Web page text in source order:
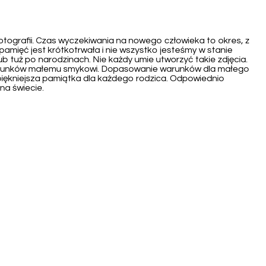
Czas wyczekiwania na nowego człowieka to okres, z
jest krótkotrwała i nie wszystko jesteśmy w stanie
tuż po narodzinach. Nie każdy umie utworzyć takie zdjęcia.
małemu smykowi. Dopasowanie warunków dla małego
pamiątka dla każdego rodzica. Odpowiednio
świecie.